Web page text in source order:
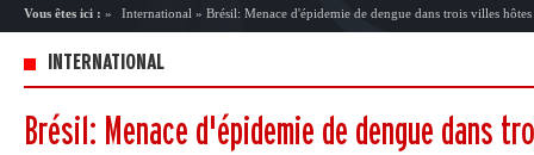
Vous êtes ici : » International » Brésil: Menace d'épidemie de dengue dans trois villes hôtes
INTERNATIONAL
Brésil: Menace d'épidemie de dengue dans